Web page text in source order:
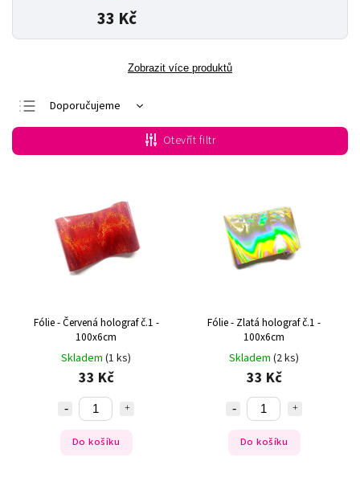
33 Kč
Zobrazit více produktů
Doporučujeme
Nejlevnější
Nejdražší
Abecedně
Otevřít filtr
Fólie - Červená holograf č.1 -
100x6cm
Skladem (1 ks)
33 Kč
Do košíku
Fólie - Zlatá holograf č.1 -
100x6cm
Skladem (2 ks)
33 Kč
Do košíku